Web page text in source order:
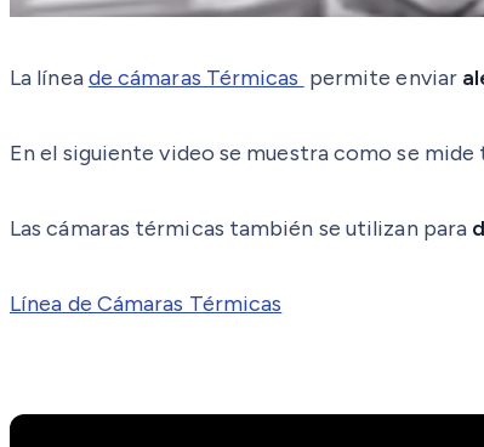
La líneade cámaras Térmicas permite enviar
En el siguiente video se muestra como se
Las cámaras térmicas también se utilizan para
Línea de Cámaras Térmicas